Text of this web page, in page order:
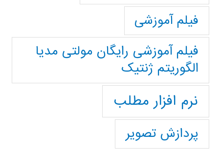
فیلم آموزشی
فیلم آموزشی رایگان مولتی مدیا
الگوریتم ژنتیک
نرم افزار مطلب
پردازش تصویر